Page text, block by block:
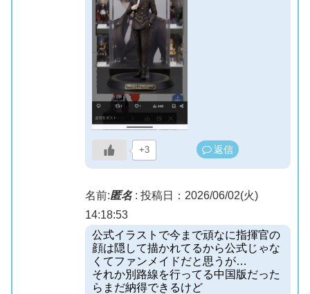
+3 返信
名前:匿名: 投稿日：2026/06/02(火)
14:18:53
公式イラストで今まで頑なに指揮官の
顔は隠して描かれてるから公式じゃな
くてファンメイドだと思うが…
それか別路線を行ってる中国版だった
らまだ納得できるけど